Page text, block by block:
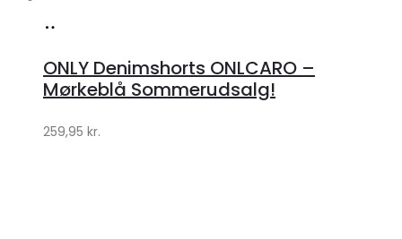
Klædeskabet.dk
ONLY Denimshorts ONLCARO –
Mørkeblå Sommerudsalg!
259,95 kr.